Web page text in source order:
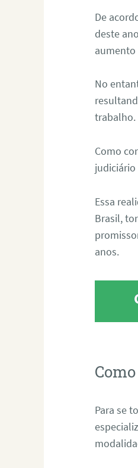
De
deste
aumento
No
trabalho.
Como
judiciário
Essa
Brasil,
anos.
Para se